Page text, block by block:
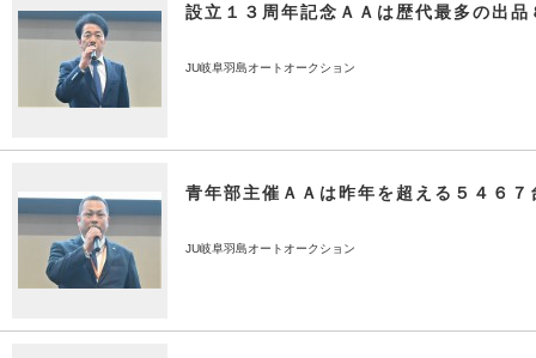
設立１３周年記念ＡＡは歴代最多の出品
JU岐阜羽島オートオークション
青年部主催ＡＡは昨年を超える５４６７
JU岐阜羽島オートオークション